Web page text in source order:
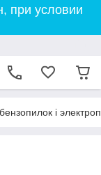
при условии
і